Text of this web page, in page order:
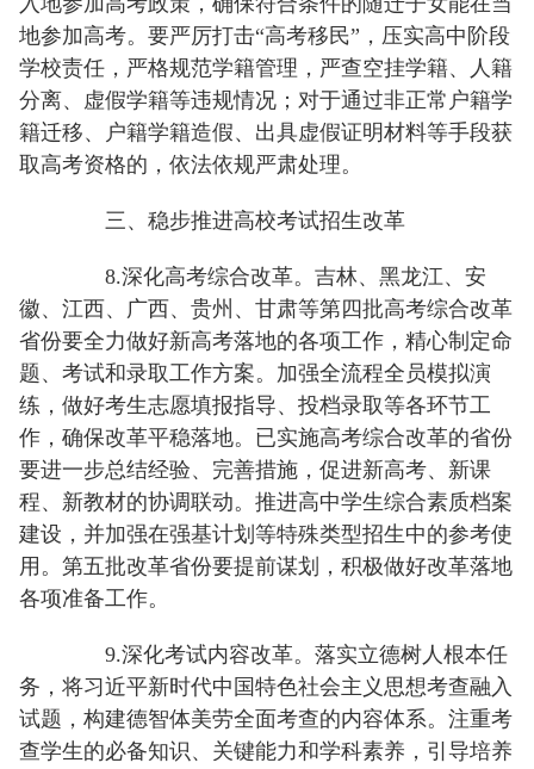
地参加高考。要严厉打击“高考移民”，压实高中阶段
学校责任，严格规范学籍管理，严查空挂学籍、人籍
分离、虚假学籍等违规情况；对于通过非正常户籍学
籍迁移、户籍学籍造假、出具虚假证明材料等手段获
取高考资格的，依法依规严肃处理。
三、稳步推进高校考试招生改革
8.深化高考综合改革。吉林、黑龙江、安
徽、江西、广西、贵州、甘肃等第四批高考综合改革
省份要全力做好新高考落地的各项工作，精心制定命
题、考试和录取工作方案。加强全流程全员模拟演
练，做好考生志愿填报指导、投档录取等各环节工
作，确保改革平稳落地。已实施高考综合改革的省份
要进一步总结经验、完善措施，促进新高考、新课
程、新教材的协调联动。推进高中学生综合素质档案
建设，并加强在强基计划等特殊类型招生中的参考使
用。第五批改革省份要提前谋划，积极做好改革落地
各项准备工作。
9.深化考试内容改革。落实立德树人根本任
务，将习近平新时代中国特色社会主义思想考查融入
试题，构建德智体美劳全面考查的内容体系。注重考
查学生的必备知识、关键能力和学科素养，引导培养